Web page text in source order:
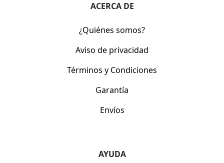
ACERCA DE
¿Quiénes somos?
Aviso de privacidad
Términos y Condiciones
Garantía
Envíos
AYUDA